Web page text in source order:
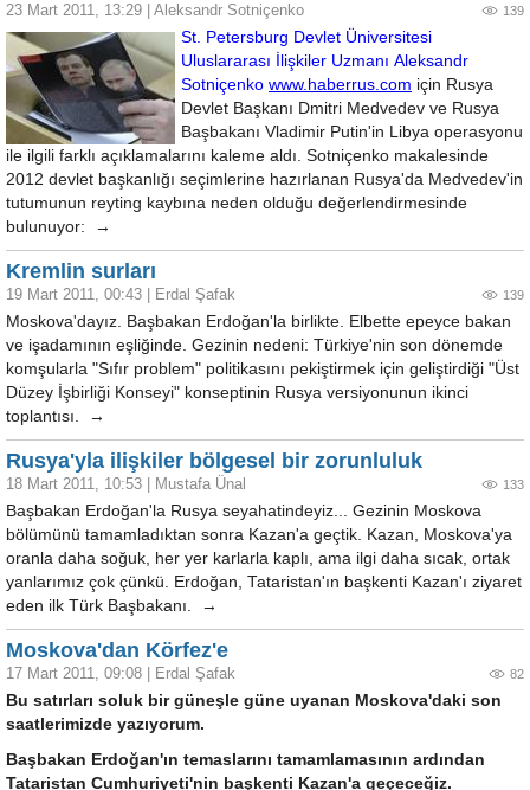
23 Mart 2011, 13:29 Aleksandr Sotniçenko 139
St. Petersburg Devlet Üniversitesi
Uluslararası İlişkiler Uzmanı Aleksandr
Sotniçenko www.haberrus.com için Rusya
Devlet Başkanı Dmitri Medvedev ve Rusya
Başbakanı Vladimir Putin'in Libya operasyonu
ile ilgili farklı açıklamalarını kaleme aldı. Sotniçenko makalesinde
2012 devlet başkanlığı seçimlerine hazırlanan Rusya'da Medvedev'in
tutumunun reyting kaybına neden olduğu değerlendirmesinde
bulunuyor: →
Kremlin surları
19 Mart 2011, 00:43 Erdal Şafak 139
Moskova'dayız. Başbakan Erdoğan'la birlikte. Elbette epeyce bakan
ve işadamının eşliğinde. Gezinin nedeni: Türkiye'nin son dönemde
komşularla "Sıfır problem" politikasını pekiştirmek için geliştirdiği "Üst
Düzey İşbirliği Konseyi" konseptinin Rusya versiyonunun ikinci
toplantısı. →
Rusya'yla ilişkiler bölgesel bir zorunluluk
18 Mart 2011, 10:53 Mustafa Ünal 133
Başbakan Erdoğan'la Rusya seyahatindeyiz... Gezinin Moskova
bölümünü tamamladıktan sonra Kazan'a geçtik. Kazan, Moskova'ya
oranla daha soğuk, her yer karlarla kaplı, ama ilgi daha sıcak, ortak
yanlarımız çok çünkü. Erdoğan, Tataristan'ın başkenti Kazan'ı ziyaret
eden ilk Türk Başbakanı. →
Moskova'dan Körfez'e
17 Mart 2011, 09:08 Erdal Şafak 82
Bu satırları soluk bir güneşle güne uyanan Moskova'daki son
saatlerimizde yazıyorum.
Başbakan Erdoğan'ın temaslarını tamamlamasının ardından
Tataristan Cumhuriyeti'nin başkenti Kazan'a geçeceğiz.